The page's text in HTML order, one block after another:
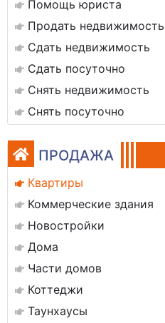
Помощь юриста
Продать недвижимость
Сдать недвижимость
Сдать посуточно
Снять недвижимость
Снять посуточно
ПРОДАЖА
Квартиры
Коммерческие здания
Новостройки
Дома
Части домов
Коттеджи
Таунхаусы